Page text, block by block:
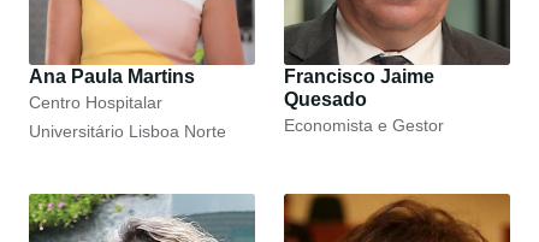
Ana Paula Martins
Centro Hospitalar
Universitário Lisboa Norte
Francisco Jaime
Quesado
Economista e Gestor